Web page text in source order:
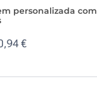
personalizada com
€